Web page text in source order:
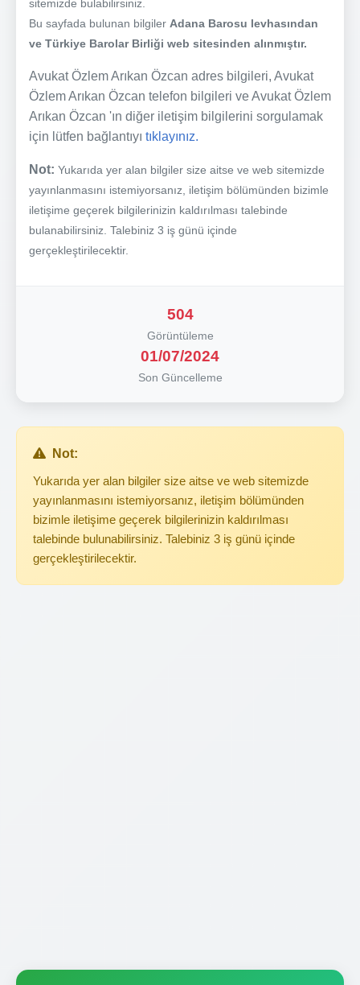
sitemizde bulabilirsiniz.
Bu sayfada bulunan bilgiler Adana Barosu levhasından
ve Türkiye Barolar Birliği web sitesinden alınmıştır.
Avukat Özlem Arıkan Özcan adres bilgileri, Avukat
Özlem Arıkan Özcan telefon bilgileri ve Avukat Özlem
Arıkan Özcan 'ın diğer iletişim bilgilerini sorgulamak
için lütfen bağlantıyı tıklayınız.
Not: Yukarıda yer alan bilgiler size aitse ve web sitemizde
yayınlanmasını istemiyorsanız, iletişim bölümünden bizimle
iletişime geçerek bilgilerinizin kaldırılması talebinde
bulanabilirsiniz. Talebiniz 3 iş günü içinde
gerçekleştirilecektir.
504
Görüntüleme
01/07/2024
Son Güncelleme
Not:
Yukarıda yer alan bilgiler size aitse ve web sitemizde
yayınlanmasını istemiyorsanız, iletişim bölümünden
bizimle iletişime geçerek bilgilerinizin kaldırılması
talebinde bulunabilirsiniz. Talebiniz 3 iş günü içinde
gerçekleştirilecektir.